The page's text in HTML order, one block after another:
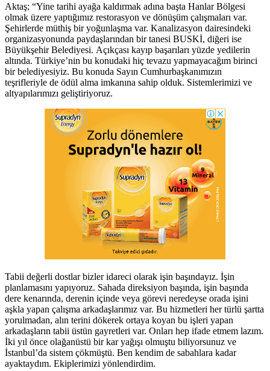
Aktaş; “Yine tarihi ayağa kaldırmak adına başta Hanlar Bölgesi
olmak üzere yaptığımız restorasyon ve dönüşüm çalışmaları var.
Şehirlerde müthiş bir yoğunlaşma var. Kanalizasyon dairesindeki
organizasyonunda paydaşlarından bir tanesi BUSKİ, diğeri ise
Büyükşehir Belediyesi. Açıkçası kayıp başarıları yüzde yedilerin
altında. Türkiye’nin bu konudaki hiç tevazu yapmayacağım birinci
bir belediyesiyiz. Bu konuda Sayın Cumhurbaşkanımızın
teşrifleriyle de ödül alma imkanına sahip olduk. Sistemlerimizi ve
altyapılarımızı geliştiriyoruz.
Tabii değerli dostlar bizler idareci olarak işin başındayız. İşin
planlamasını yapıyoruz. Sahada direksiyon başında, işin başında
dere kenarında, derenin içinde veya görevi neredeyse orada işini
aşkla yapan çalışma arkadaşlarımız var. Bu hizmetleri her türlü şartta
yorulmadan, alın terini dökerek ortaya koyan bu işleri yapan
arkadaşların tabii üstün gayretleri var. Onları hep ifade etmem lazım.
İki yıl önce olağanüstü bir kar yağışı olmuştu biliyorsunuz ve
İstanbul’da sistem çökmüştü. Ben kendim de sabahlara kadar
ayaktaydım. Ekiplerimizi yönlendirdim.